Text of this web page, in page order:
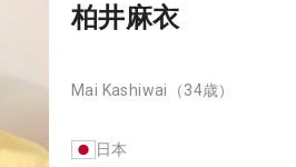
柏井麻衣
Mai Kashiwai （34歳）
日本